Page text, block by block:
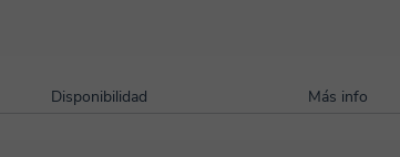
Disponibilidad Más info